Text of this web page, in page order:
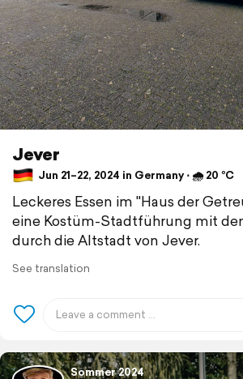
Jever
Jun 21–22, 2024 in Germany ⋅ 🌧 20 °C
Leckeres Essen im "Haus der
eine Kostüm-Stadtführung mit
durch die Altstadt von Jever.
See translation
Sommer 2024